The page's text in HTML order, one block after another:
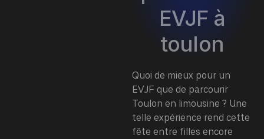
EVJF à
toulon
Quoi de mieux pour un
EVJF que de parcourir
Toulon en limousine ? Une
telle expérience rend cette
fête entre filles encore